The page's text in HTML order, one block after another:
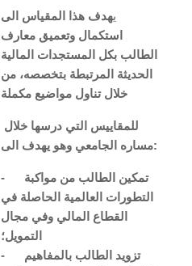
يهدف هذا المقياس الى
استكمال وتعميق معارف
الطالب بكل المستجدات المالية
الحديثة المرتبطة بتخصصه، من
خلال تناول مواضيع مكملة
مساره الجامعي وهو يهدف الى:
- تمكين الطالب من مواكبة
التطورات العالمية الحاصلة في
القطاع المالي وفي مجال
التمويل؛
- تزويد الطالب بالمفاهيم